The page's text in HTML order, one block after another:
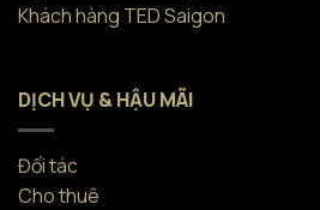
Khách hàng TED Saigon
DỊCH VỤ & HẬU MÃI
Đối tác
Cho thuê